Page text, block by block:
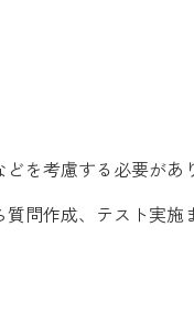
を考慮する必要があ
問作成、テスト実施